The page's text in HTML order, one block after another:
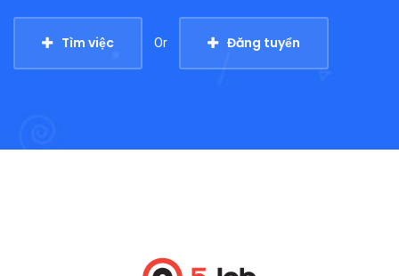
Tìm việc Or Đăng tuyển